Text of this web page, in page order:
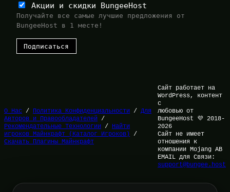
Акции и скидки BungeeHost
Получайте все самые лучшие предложения от
BungeeHost в 1 месте!
О Нас / Политика Конфиденциальности / Для
Авторов и Правообладателей /
Рекомендательные Технологии / Найти
игроков Майнкрафт (Каталог Игроков) /
Скачать Плагины Майнкрафт
Сайт работает на
WordPress, контент
с
любовью от
BungeeHost 💜 2018-
2026
Сайт не имеет
отношения к
компании Mojang AB
EMAIL для Связи:
support@bungee.host